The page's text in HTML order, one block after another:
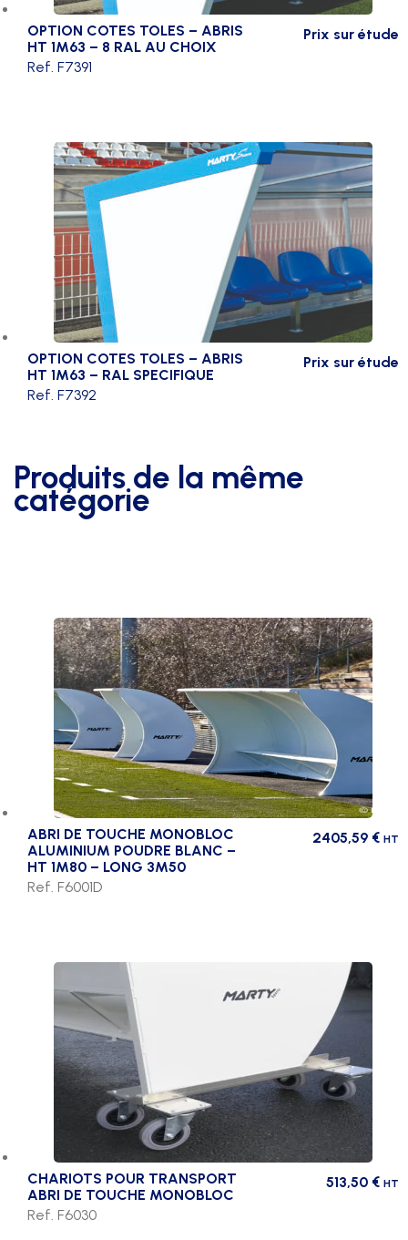
OPTION COTES TOLES – ABRIS
HT 1M63 – 8 RAL AU CHOIX
Prix sur étude
Ref. F7391
OPTION COTES TOLES – ABRIS
HT 1M63 – RAL SPECIFIQUE
Prix sur étude
Ref. F7392
Produits de la même
catégorie
ABRI DE TOUCHE MONOBLOC
ALUMINIUM POUDRE BLANC –
HT 1M80 – LONG 3M50
2405,59 € HT
Ref. F6001D
CHARIOTS POUR TRANSPORT
ABRI DE TOUCHE MONOBLOC
513,50 € HT
Ref. F6030